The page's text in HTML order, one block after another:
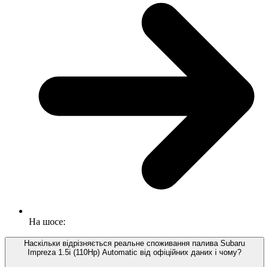
На шосе:
Наскільки відрізняється реальне споживання палива Subaru
Impreza 1.5i (110Hp) Automatic від офіційних даних і чому?